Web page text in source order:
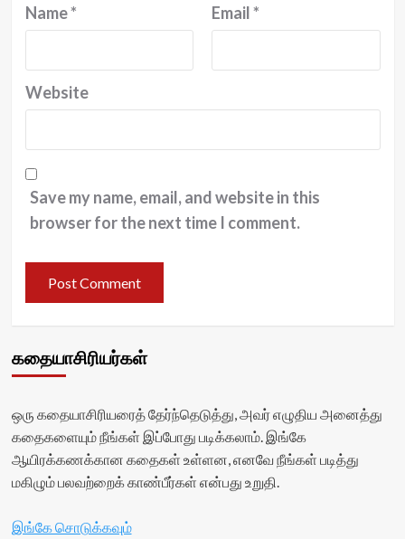
Name* Email*
Website
Save my name, email, and website in this
browser for the next time I comment.
கதையாசிரியர்கள்
ஒரு கதையாசிரியரைத் தேர்ந்தெடுத்து, அவர் எழுதிய அனைத்து
கதைகளையும் நீங்கள் இப்போது படிக்கலாம். இங்கே
ஆயிரக்கணக்கான கதைகள் உள்ளன, எனவே நீங்கள் படித்து
மகிழும் பலவற்றைக் காண்பீர்கள் என்பது உறுதி.
இங்கே சொடுக்கவும்